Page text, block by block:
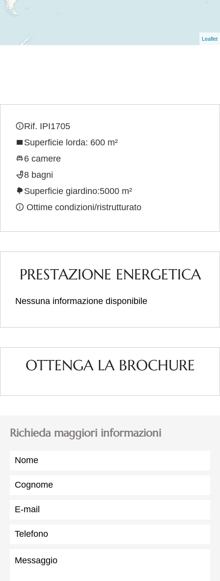
Leaflet
Rif. IPI1705
Superficie lorda: 600 m²
6 camere
8 bagni
Superficie giardino:5000 m²
Ottime condizioni/ristrutturato
PRESTAZIONE ENERGETICA
Nessuna informazione disponibile
OTTENGA LA BROCHURE
Richieda maggiori informazioni